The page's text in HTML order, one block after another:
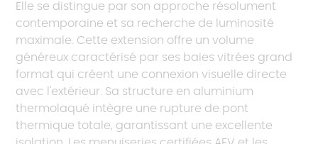
Elle se distingue par son approche résolument
contemporaine et sa recherche de luminosité
maximale. Cette extension offre un volume
généreux caractérisé par ses baies vitrées grand
format qui créent une connexion visuelle directe
avec l'extérieur. Sa structure en aluminium
thermolaqué intègre une rupture de pont
thermique totale, garantissant une excellente